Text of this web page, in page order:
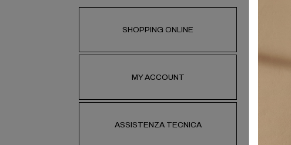
SHOPPING ONLINE
MY ACCOUNT
ASSISTENZA TECNICA
Se hai
il
Dalla
conforme
Una volta
giorno